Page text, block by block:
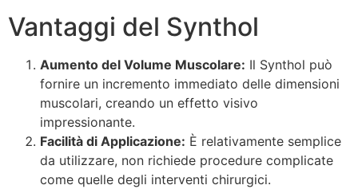
Vantaggi del Synthol
Aumento del Volume Muscolare: Il Synthol può
fornire un incremento immediato delle dimensioni
muscolari, creando un effetto visivo
impressionante.
Facilità di Applicazione: È relativamente semplice
da utilizzare, non richiede procedure complicate
come quelle degli interventi chirurgici.